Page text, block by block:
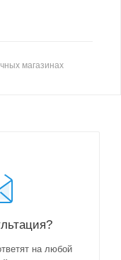
магазинах
на любой